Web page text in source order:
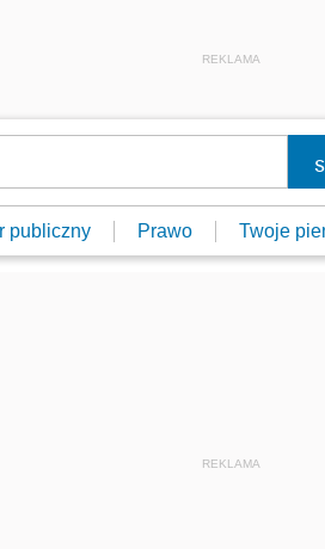
REKLAMA
publiczny Prawo Twoje